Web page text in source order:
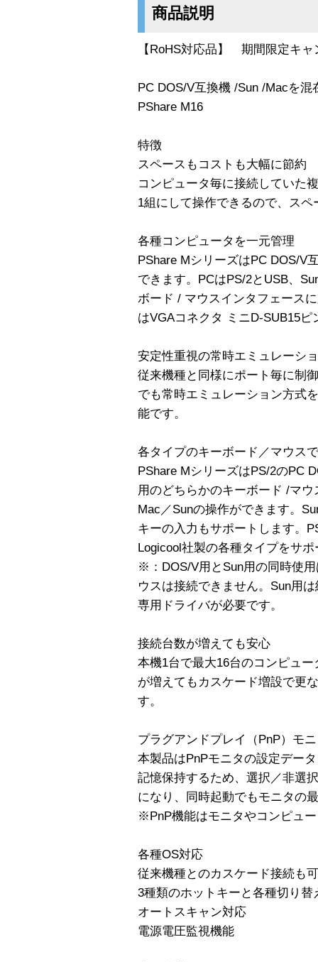
商品説明
【RoHS対応品】 期間限定キ
PC DOS/V互換機 /Sun /Macを
PShare M16
特徴
スペースもコストも大幅に節約
コンピュータ毎に接続していた
1組にして操作できるので、ス
各種コンピュータを一元管理
PShare MシリーズはPC DOS/V
できます。PCはPS/2とUSB、
ボード / マウスインタフェース
はVGAコネクタ ミニD-SUB15ピ
安定性重視の常時エミュレーシ
従来機種と同様にポート毎に制
でも常時エミュレーション方式
能です。
各タイプのキーボード／マウス
PShare MシリーズはPS/2のPC
用のどちらかのキーボード /マ
Mac／Sunの操作ができます。
キーの入力もサポートします。
Logicool社製の各種タイプをサ
※：DOS/V用とSun用の同時使
ウスは接続できません。Sun用
専用ドライバが必要です。
接続台数が増えても安心
本機1台で最大16台のコンピュ
が増えてもカスケード増設で更
す。
プラグアンドプレイ（PnP）モ
本製品はPnPモニタの設定デー
記憶保持するため、選択／非選
になり、同時起動でもモニタの
※PnP機能はモニタやコンピュ
各種OS対応
従来機種とのカスケード接続も
3種類のホットキーと各種切り替
オートスキャン対応
電源電圧監視機能